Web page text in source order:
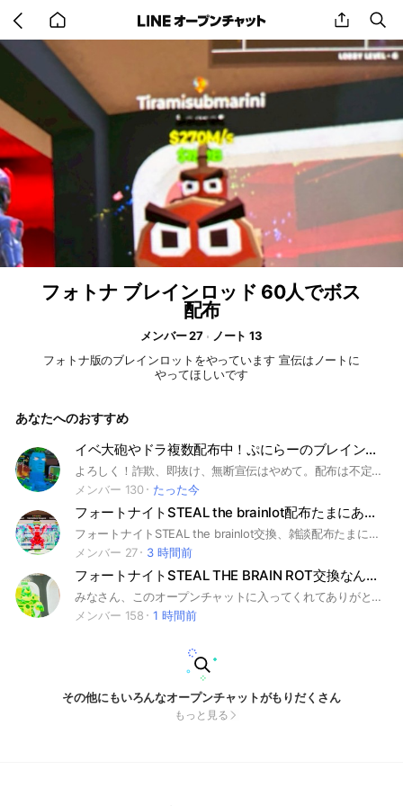
back
to
share
フォトナ ブレインロッド 60人でボス
配布
メンバー 27
ノート 13
フォトナ版のブレインロットをやっています 宣伝はノートに
やってほしいです
あなたへのおすすめ
イベ大砲やドラ複数配布中！ぷにらーのブレインロット交換&雑談オプ！
よろしく！詐欺、即抜け、無断宣伝はやめて。配布は不定期に行って、夏休みはかぐやや完凸ラブトイレなどファイト系配布！ 追記 主のぷにらーは学生なので6時ごろまで浮上できないこともしばしばです。 あと信頼できる人には副官渡す！ 基本/宣伝は作らんからよろ、大手でも信頼できないと副官渡さんからなー乞食は許さんした瞬間消すぞ
メンバー 130
たった今
フォートナイトSTEAL the brainlot配布たまにあり交換⭕️雑談⭕️
フォートナイトSTEAL the brainlot交換、雑談配布たまにあり#ブレインロット
メンバー 27
3 時間前
フォートナイトSTEAL THE BRAIN ROT交換なんでも！
みなさん、このオープンチャットに入ってくれてありがとうございます！ フォートナイト版 STEAL THE BRAIN ROT の交換、情報を共有するオプです👍 🔁交換OK｜📢情報共有OK みんなで楽しく盛り上げていきましょう！ 🎁激アツ配布あり🔥 宣伝も協力してくれると助かります！ （※無断宣伝は禁止です） 【ルール】 詐欺、無断宣伝、即抜け、荒らし、下ネタ❌ ↑ルールを守ってね！ 【今後の配布予定】 400人 通ドラ配布 500人 イベドラ、またはイベ蜘蛛配布 ※たまに臨時配布もあり👀 #フォートナイト #ブレインロット #フォトナ #ブレロ #フォートナイトブレインロット #フォトナブレロ #交換 #雑談 #スティールザブレインロット #仲良く #楽しむ
メンバー 158
1 時間前
その他にもいろんなオープンチャットがもりだくさん
もっと見る